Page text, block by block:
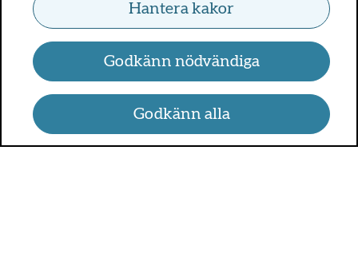
Hantera kakor
Godkänn nödvändiga
Godkänn alla